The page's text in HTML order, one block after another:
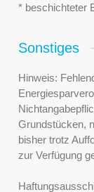
* beschichteter
Sonstiges
Hinweis:
Grundstücken,
bisher trotz
zur Verfügung